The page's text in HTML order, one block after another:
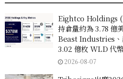
Eightco Holdings
持倉量約為 3.78 億
Beast Industries、
3.02 億枚 WLD 代
2026-08-07